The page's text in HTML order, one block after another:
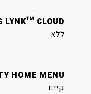
LYNK™ CLOUD
ללא
HOME MENU
קיים